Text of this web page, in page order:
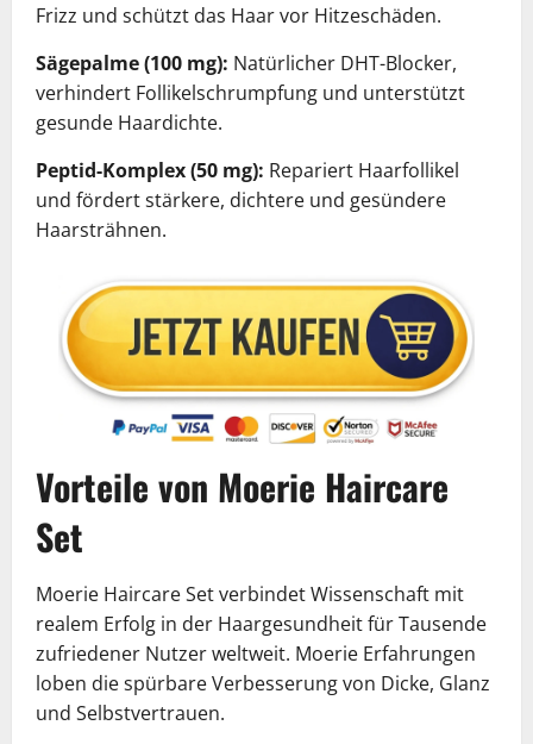
Frizz und schützt das Haar vor Hitzeschäden.
Sägepalme (100 mg): Natürlicher DHT-Blocker,
verhindert Follikelschrumpfung und unterstützt
gesunde Haardichte.
Peptid-Komplex (50 mg): Repariert Haarfollikel
und fördert stärkere, dichtere und gesündere
Haarsträhnen.
Vorteile von Moerie Haircare
Set
Moerie Haircare Set verbindet Wissenschaft mit
realem Erfolg in der Haargesundheit für Tausende
zufriedener Nutzer weltweit. Moerie Erfahrungen
loben die spürbare Verbesserung von Dicke, Glanz
und Selbstvertrauen.